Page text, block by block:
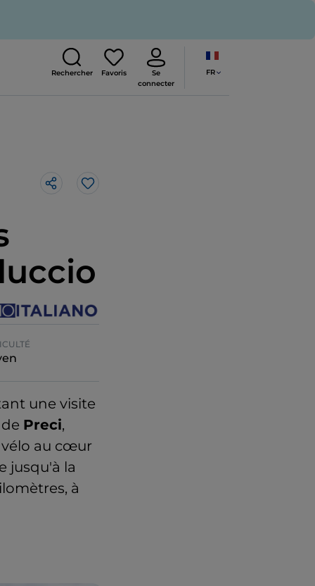
Rechercher Favoris
Se
connecter
FR
une visite
Preci,
au cœur
jusqu'à la
à
J’aime